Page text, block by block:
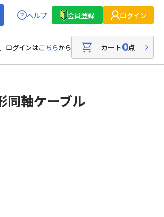
ヘルプ 会員登録 ログイン
ログインはこちらから カート0点
同軸ケーブル